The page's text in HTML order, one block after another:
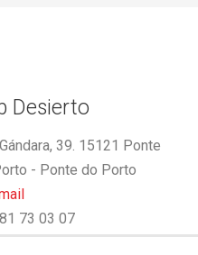
Desierto
39. 15121 Ponte
- Ponte do Porto
73 03 07